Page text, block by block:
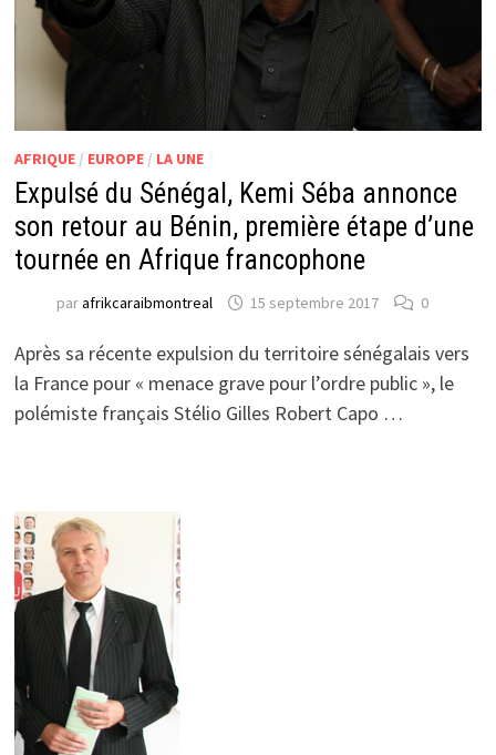
AFRIQUE/ EUROPE/ LA UNE
Expulsé du Sénégal, Kemi Séba annonce
son retour au Bénin, première étape d’une
tournée en Afrique francophone
parafrikcaraibmontreal 15 septembre 2017 0
Après sa récente expulsion du territoire sénégalais vers
la France pour « menace grave pour l’ordre public », le
polémiste français Stélio Gilles Robert Capo …